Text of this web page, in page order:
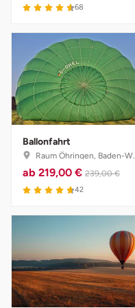
68
Ballonfahrt
Raum Öhringen, Baden-Württemberg
ab 219,00 € 239,00 €
42